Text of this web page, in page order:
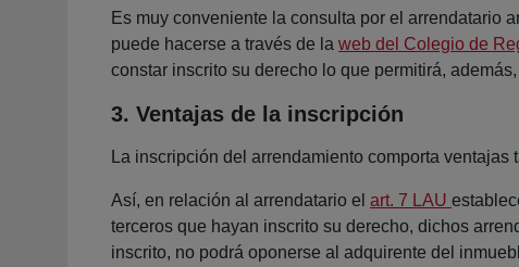
Es muy conveniente la consulta por el arrendatario
puede hacerse a través de la web del Colegio de
constar inscrito su derecho lo que permitirá,
3. Ventajas de la inscripción
La inscripción del arrendamiento comporta
Así, en relación al arrendatario el art. 7 LAU
terceros que hayan inscrito su derecho, dichos
inscrito, no podrá oponerse al adquirente del